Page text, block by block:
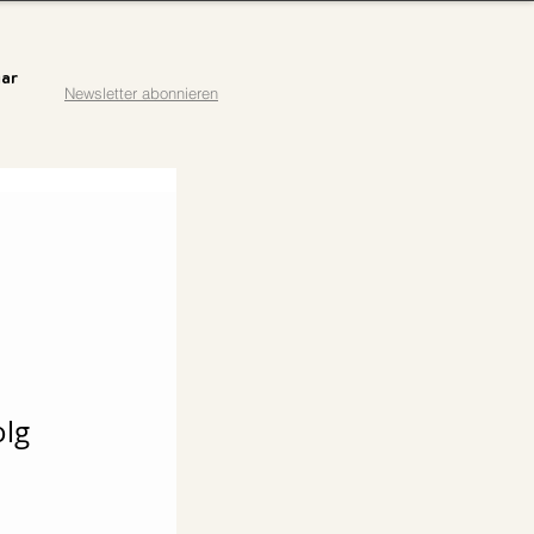
Newsletter abonnieren